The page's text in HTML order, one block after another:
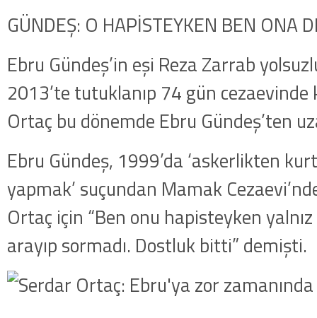
GÜNDEŞ: O HAPİSTEYKEN BEN ONA
Ebru Gündeş’in eşi Reza Zarrab
2013’te tutuklanıp 74 gün cezaevinde
Ortaç bu dönemde Ebru Gündeş’ten
Ebru Gündeş, 1999’da ‘askerlikten
yapmak’ suçundan Mamak
Ortaç için “Ben onu hapisteyken yalnız
arayıp sormadı. Dostluk bitti” demişti.